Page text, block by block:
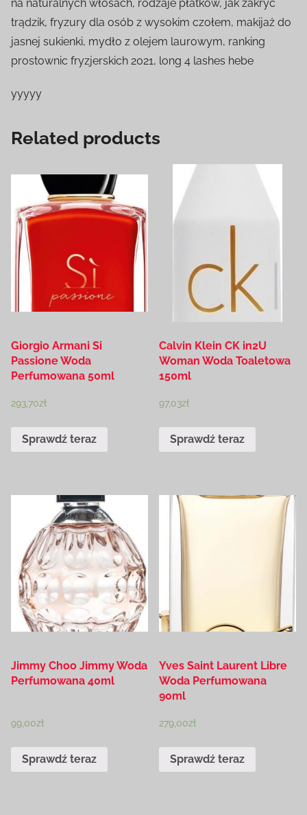
na naturalnych włosach, rodzaje płatków, jak zakryć
trądzik, fryzury dla osób z wysokim czołem, makijaż do
jasnej sukienki, mydło z olejem laurowym, ranking
prostownic fryzjerskich 2021, long 4 lashes hebe
yyyyy
Related products
Giorgio Armani Si
Passione Woda
Perfumowana 50ml
293,70zł
Sprawdź teraz
Calvin Klein CK in2U
Woman Woda Toaletowa
150ml
97,03zł
Sprawdź teraz
Jimmy Choo Jimmy Woda
Perfumowana 40ml
99,00zł
Sprawdź teraz
Yves Saint Laurent Libre
Woda Perfumowana
90ml
279,00zł
Sprawdź teraz